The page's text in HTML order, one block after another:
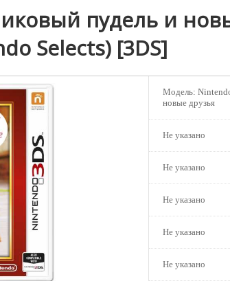
пудель и
Selects) [3DS]
Модель:
новые друзья
Не указано
Не указано
Не указано
Не указано
Не указано